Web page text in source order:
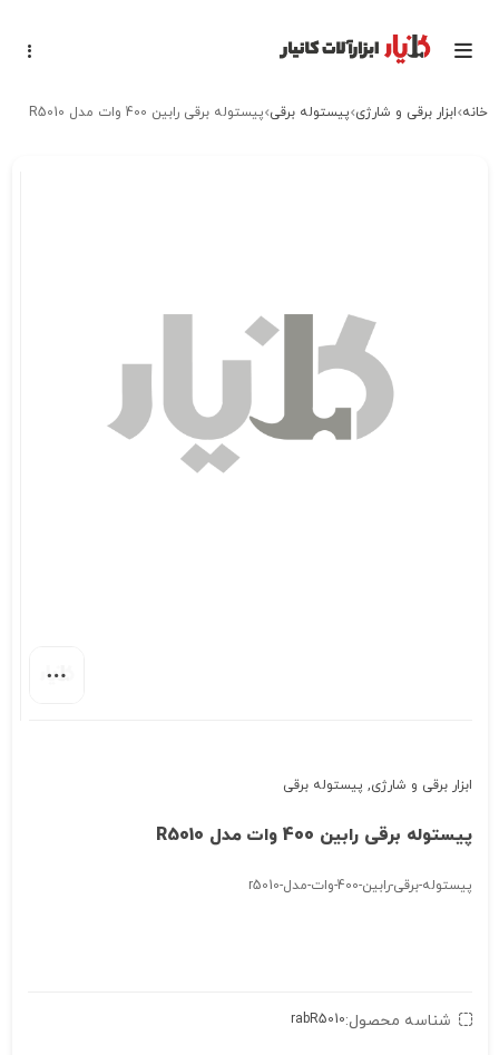
خانه ابزار برقی و شارژی پیستوله برقی پیستوله برقی رابین 400 وات مدل R5010
ابزار برقی و شارژی, پیستوله برقی
پیستوله برقی رابین 400 وات مدل R5010
پیستوله-برقی-رابین-400-وات-مدل-r5010
شناسه محصول:rabR5010